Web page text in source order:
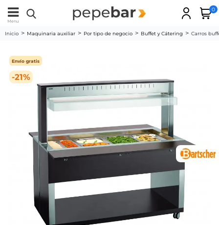
Menu
0
Inicio Maquinaria auxiliar Por tipo de negocio Buffet y Cátering Carros
-21%
Envío gratis